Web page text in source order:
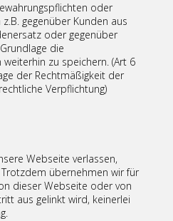
oder
gegenüber Kunden aus
oder gegenüber
die
zu speichern. (Art 6
der Rechtmäßigkeit der
Verpflichtung)
Webseite verlassen,
übernehmen wir für
dieser Webseite oder von
aus gelinkt wird, keinerlei